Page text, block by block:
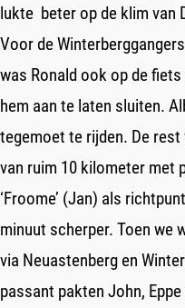
lukte beter op de klim van
Voor de
was Ronald ook op de
hem aan te laten sluiten.
tegemoet te rijden. De rest
van ruim 10 kilometer met
‘Froome’ (Jan) als
minuut scherper. Toen we
via Neuastenberg en
passant pakten John,